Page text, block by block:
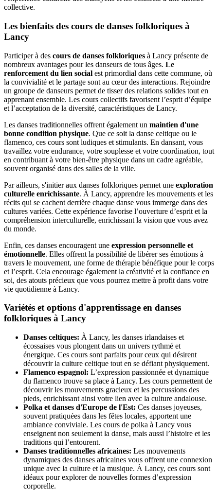
collective.
Les bienfaits des cours de danses folkloriques à
Lancy
Participer à des cours de danses folkloriques à Lancy présente de
nombreux avantages pour les danseurs de tous âges. Le
renforcement du lien social est primordial dans cette commune, où
la convivialité et le partage sont au cœur des interactions. Rejoindre
un groupe de danseurs permet de tisser des relations solides tout en
apprenant ensemble. Les cours collectifs favorisent l’esprit d’équipe
et l’acceptation de la diversité, caractéristiques de Lancy.
Les danses traditionnelles offrent également un maintien d'une
bonne condition physique. Que ce soit la danse celtique ou le
flamenco, ces cours sont ludiques et stimulants. En dansant, vous
travaillez votre endurance, votre souplesse et votre coordination, tout
en contribuant à votre bien-être physique dans un cadre agréable,
souvent organisé dans des salles de la ville.
Par ailleurs, s'initier aux danses folkloriques permet une exploration
culturelle enrichissante. À Lancy, apprendre les mouvements et les
récits qui se cachent derrière chaque danse vous immerge dans des
cultures variées. Cette expérience favorise l’ouverture d’esprit et la
compréhension interculturelle, enrichissant la vision que vous avez
du monde.
Enfin, ces danses encouragent une expression personnelle et
émotionnelle. Elles offrent la possibilité de libérer ses émotions à
travers le mouvement, une forme de thérapie bénéfique pour le corps
et l’esprit. Cela encourage également la créativité et la confiance en
soi, des atouts précieux que vous pourrez mettre à profit dans votre
vie quotidienne à Lancy.
Variétés et options d'apprentissage en danses
folkloriques à Lancy
Danses celtiques: À Lancy, les danses irlandaises et
écossaises vous plongent dans un univers rythmé et
énergique. Ces cours sont parfaits pour ceux qui désirent
découvrir la culture celtique tout en se défiant physiquement.
Flamenco espagnol: L’expression passionnée et dynamique
du flamenco trouve sa place à Lancy. Les cours permettent de
découvrir les mouvements gracieux et les percussions des
pieds, enrichissant ainsi votre lien avec la culture andalouse.
Polka et danses d'Europe de l'Est: Ces danses joyeuses,
souvent pratiquées dans les fêtes locales, apportent une
ambiance conviviale. Les cours de polka à Lancy vous
enseignent non seulement la danse, mais aussi l’histoire et les
traditions qui l’entourent.
Danses traditionnelles africaines: Les mouvements
dynamiques des danses africaines vous offrent une connexion
unique avec la culture et la musique. À Lancy, ces cours sont
idéaux pour explorer de nouvelles formes d’expression
corporelle.